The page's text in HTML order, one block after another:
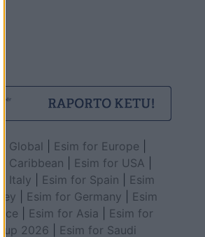
Global Esim for Europe
Caribbean
Esim for USA
Italy
Esim for Spain
Esim
Esim for Germany
Esim
Esim for Asia
Esim for
2026
Esim for Saudi